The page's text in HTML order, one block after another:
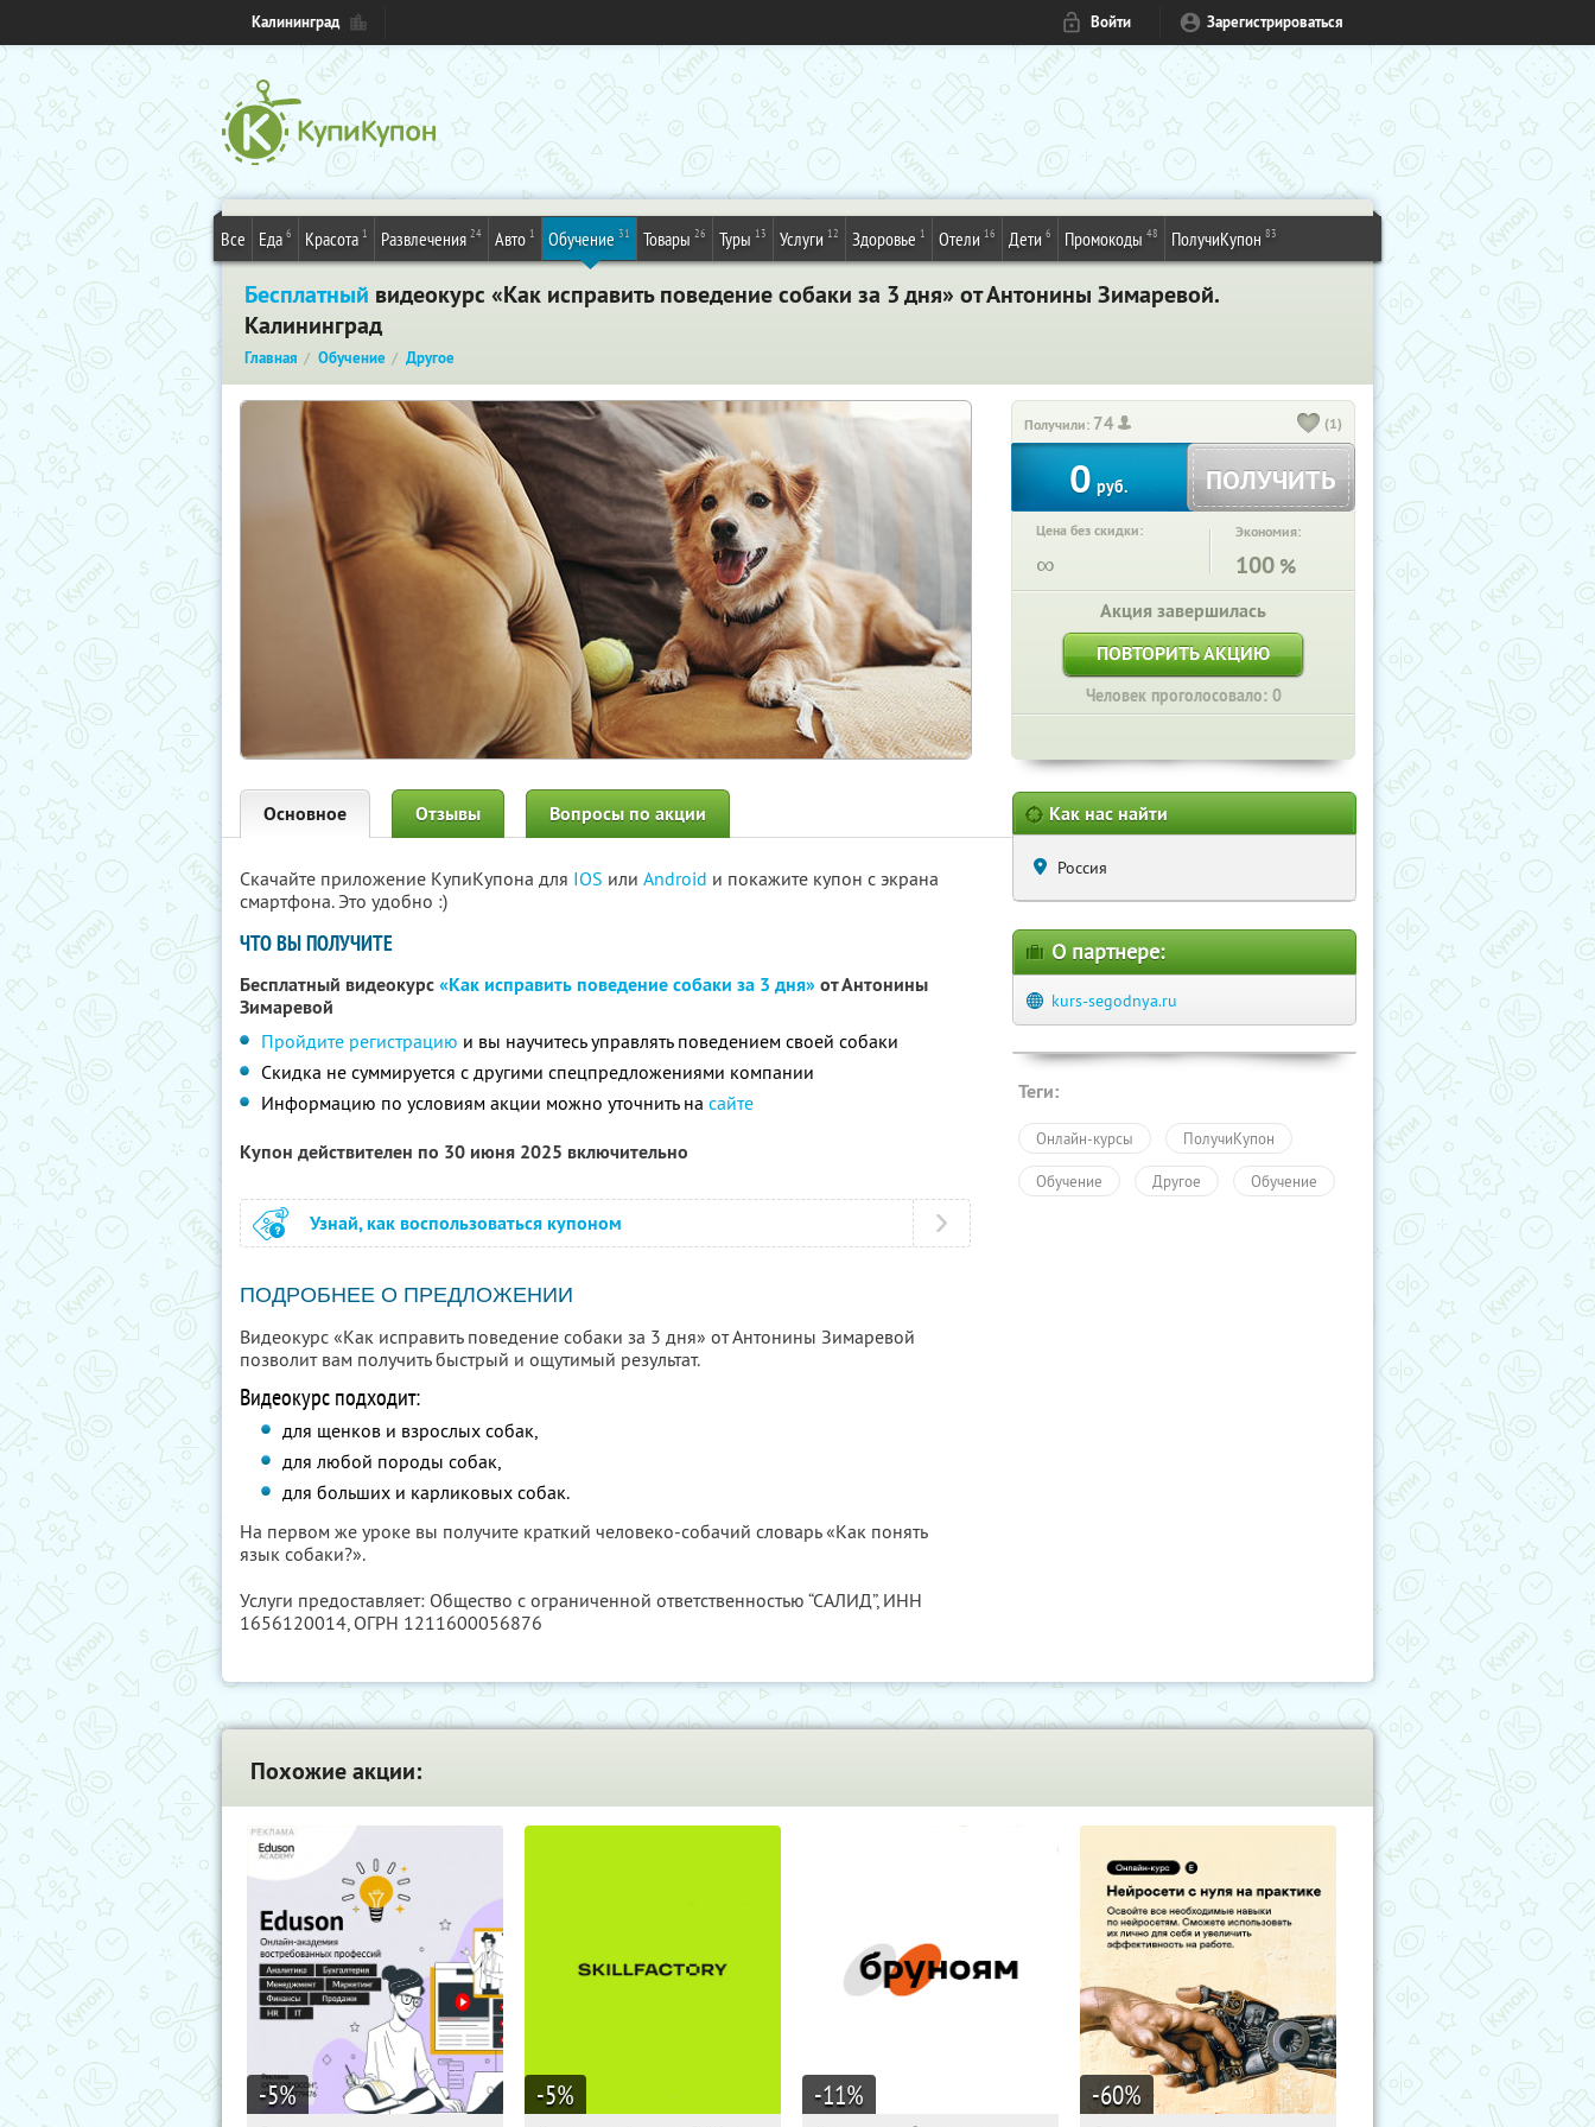
Калининград Войти Зарегистрироваться
Все Еда 6 Красота 1 Развлечения 24 Авто 1 Обучение 31 Товары 26 Туры 13 Услуги 12 Здоровье 1 Отели 16 Дети 6 Промокоды 48 ПолучиКупон 83
Бесплатный видеокурс «Как исправить поведение собаки за 3 дня» от Антонины Зимаревой.
Калининград
Главная Обучение Другое
Получили: 74 (1)
0 руб. ПОЛУЧИТЬ
Цена без скидки:
∞
Экономия:
100 %
Акция завершилась
ПОВТОРИТЬ АКЦИЮ
Человек проголосовало: 0
Основное Отзывы Вопросы по акции
Скачайте приложение КупиКупона для IOS или Android и покажите купон с экрана
смартфона. Это удобно :)
ЧТО ВЫ ПОЛУЧИТЕ
Бесплатный видеокурс«Как исправить поведение собаки за 3 дня»от Антонины
Зимаревой
Пройдите регистрацию и вы научитесь управлять поведением своей собаки
Скидка не суммируется с другими спецпредложениями компании
Информацию по условиям акции можно уточнить на сайте
Купон действителен по 30 июня 2025 включительно
Узнай, как воспользоваться купоном
ПОДРОБНЕЕ О ПРЕДЛОЖЕНИИ
Видеокурс «Как исправить поведение собаки за 3 дня» от Антонины Зимаревой
позволит вам получить быстрый и ощутимый результат.
Видеокурс подходит:
для щенков и взрослых собак,
для любой породы собак,
для больших и карликовых собак.
На первом же уроке вы получите краткий человеко-собачий словарь «Как понять
язык собаки?».
Услуги предоставляет: Общество с ограниченной ответственностью “САЛИД”, ИНН
1656120014, ОГРН 1211600056876
Как нас найти
Россия
О партнере:
kurs-segodnya.ru
Теги:
Онлайн-курсы ПолучиКупон
Обучение Другое Обучение
Похожие акции:
-5% -5% -11% -60%